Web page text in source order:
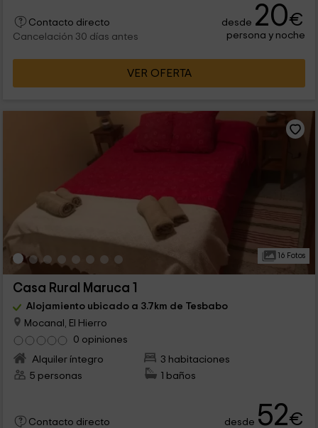
Contacto directo
Cancelación 30 días antes
desde 20€
persona y noche
VER OFERTA
16 Fotos
Casa Rural Maruca 1
Alojamiento ubicado a 3.7km de Tesbabo
Mocanal, El Hierro
0 opiniones
Alquiler íntegro
3 habitaciones
5 personas
1 baños
Contacto directo desde 52€